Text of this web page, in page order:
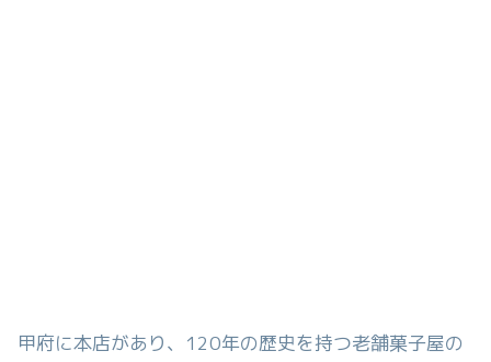
甲府に本店があり、120年の歴史を持つ老舗菓子屋の